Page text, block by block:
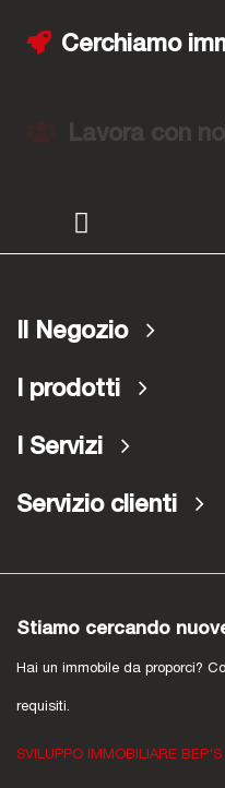
Cerchiamo
Lavora con
Il Negozio
I prodotti
I Servizi
Servizio clienti
Stiamo cercando
Hai un immobile da proporci?
requisiti.
SVILUPPO IMMOBILIARE BEP'S